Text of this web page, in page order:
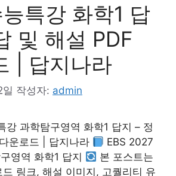
특강 화학1 답
및 해설 PDF
| 답지나라
작성자: admin
강 과학탐구영역 화학1 답지 – 정
운로드 | 답지나라
EBS 2027
영역 화학1 답지
본 포스트는
드 링크, 해설 이미지, 고퀄리티 유